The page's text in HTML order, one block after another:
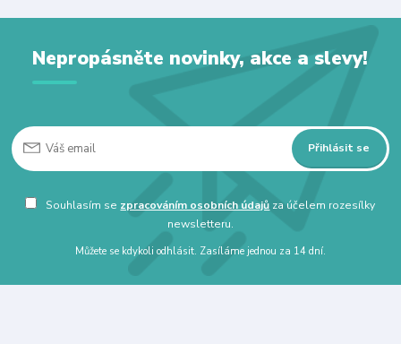
Nepropásněte novinky, akce a slevy!
Přihlásit se
Souhlasím se zpracováním osobních údajů za účelem rozesílky
newsletteru.
Můžete se kdykoli odhlásit. Zasíláme jednou za 14 dní.